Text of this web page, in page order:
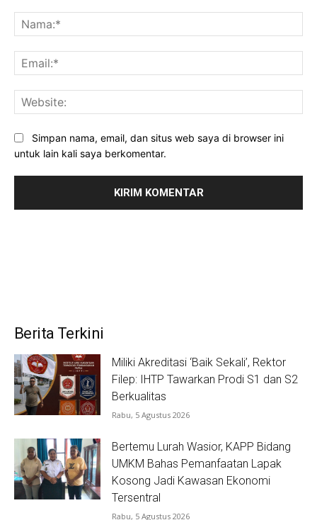
Simpan nama, email, dan situs web saya di browser ini
untuk lain kali saya berkomentar.
Berita Terkini
Miliki Akreditasi ‘Baik Sekali’, Rektor
Filep: IHTP Tawarkan Prodi S1 dan S2
Berkualitas
Rabu, 5 Agustus 2026
Bertemu Lurah Wasior, KAPP Bidang
UMKM Bahas Pemanfaatan Lapak
Kosong Jadi Kawasan Ekonomi
Tersentral
Rabu, 5 Agustus 2026